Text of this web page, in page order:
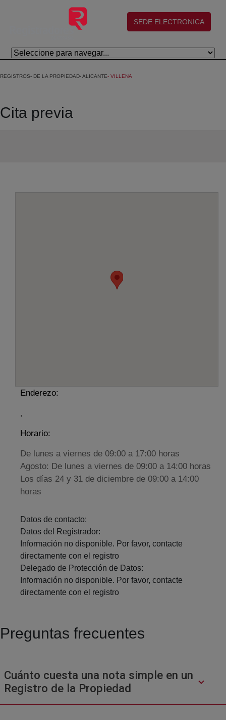
Skip to Main Content
(abre en nueva ventana)
SEDE ELECTRONICA
REGISTROS DE LA PROPIEDAD ALICANTE VILLENA
Cita previa
Enderezo:
,
Horario:
De lunes a viernes de 09:00 a 17:00 horas
Agosto: De lunes a viernes de 09:00 a 14:00 horas
Los días 24 y 31 de diciembre de 09:00 a 14:00
horas
Datos de contacto:
Datos del Registrador:
Información no disponible. Por favor, contacte
directamente con el registro
Delegado de Protección de Datos:
Información no disponible. Por favor, contacte
directamente con el registro
Preguntas frecuentes
Cuánto cuesta una nota simple en un
Registro de la Propiedad